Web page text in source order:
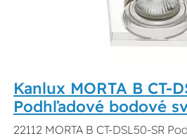
Kanlux MORTA B CT-
Podhľadové bodové
22112 MORTA B CT-DSL50-SR